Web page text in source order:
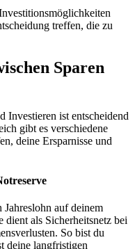
treffen, die zu
Sparen
Investieren ist entscheidend
gibt es verschiedene
deine Ersparnisse und
auf deinem
als Sicherheitsnetz bei
So bist du
deine langfristigen